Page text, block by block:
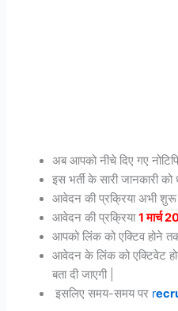
अब आपको नीचे दिए गए
इस भर्ती के सारी जानकारी को
आवेदन की प्रक्रिया अभी शुरू
आवेदन की प्रक्रिया1 मार्च
आपको लिंक को एक्टिव होने तक
आवेदन के लिंक को एक्टिवेट
बता दी जाएगी |
इसलिए समय-समय पर r